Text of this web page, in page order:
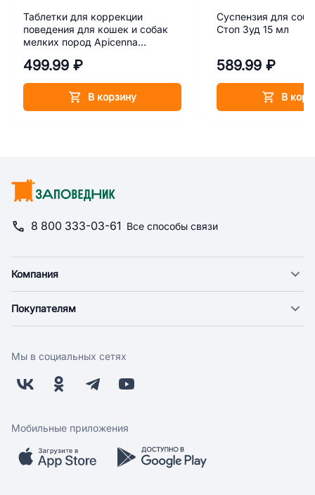
Таблетки для коррекции
поведения для кошек и собак
мелких пород Apicenna
499.99 ₽
В корзину
Суспензия для
Стоп Зуд 15 мл
589.99 ₽
В
8 800 333-03-61 Все способы связи
Компания
Новости
Поставщикам
Заводчикам
Обратная связь
Покупателям
Оплата
Бонусная программа
Скидки и акции
Мобильное приложение
Мы в социальных сетях
Мобильные приложения